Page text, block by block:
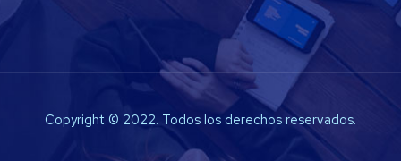
Copyright © 2022. Todos los derechos reservados.